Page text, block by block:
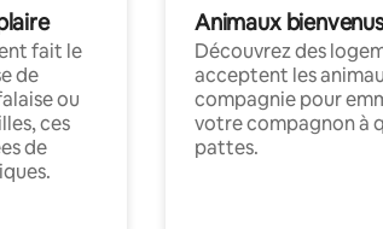
fait le
de
ou
ces
de
Animaux bienvenus
Découvrez des
acceptent les
compagnie pour
votre compagnon à
pattes.